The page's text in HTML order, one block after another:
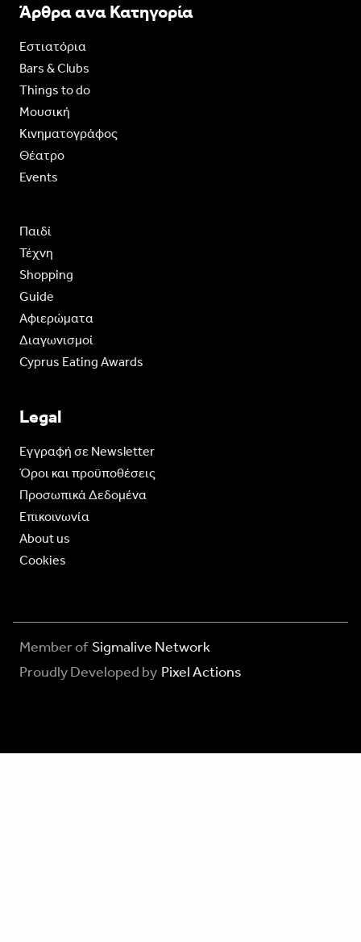
Άρθρα ανα Κατηγορία
Εστιατόρια
Bars & Clubs
Things to do
Moυσική
Κινηματογράφος
Θέατρο
Events
Παιδί
Τέχνη
Shopping
Guide
Aφιερώματα
Διαγωνισμοί
Cyprus Eating Awards
Legal
Eγγραφή σε Newsletter
Όροι και προϋποθέσεις
Προσωπικά Δεδομένα
Επικοινωνία
About us
Cookies
Member of Sigmalive Network
Proudly Developed by Pixel Actions